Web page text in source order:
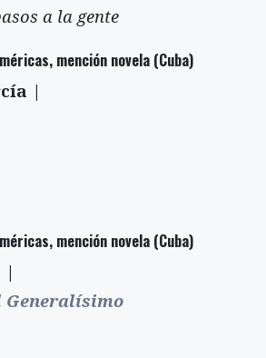
a la gente
mención novela (Cuba)
|
mención novela (Cuba)
|
Generalísimo